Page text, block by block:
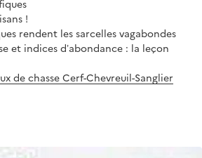
!
rendent les sarcelles vagabondes
et indices d’abondance : la leçon
de chasse Cerf-Chevreuil-Sanglier